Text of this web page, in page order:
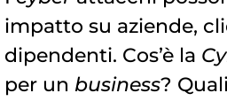
impatto su aziende,
dipendenti. Cos’è la
per un business?